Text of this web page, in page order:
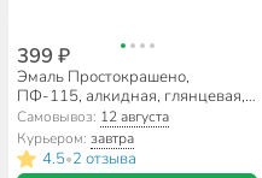
399 ₽
Эмаль Простокрашено,
ПФ-115, алкидная, глянцевая,
шоколадная, 0.8 кг
Самовывоз: 12 августа
Курьером:завтра
4.5•2 отзыва